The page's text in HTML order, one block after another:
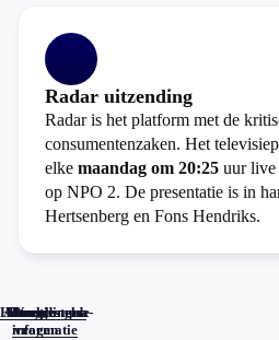
Radar uitzending
Radar is het platform met de
consumentenzaken. Het
elke maandag om 20:25 uur
op NPO 2. De presentatie is in
Hertsenberg en Fons Hendriks.
Home
Actueel
Uitzendingen
Reacties
Programma-
informatie
Veelgestelde
vragen